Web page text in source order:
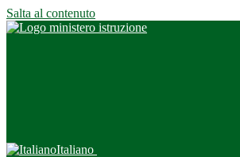
Salta al contenuto
Italiano